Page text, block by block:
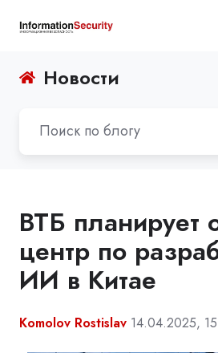
Новости
ВТБ планирует
центр по
ИИ в Китае
Komolov Rostislav 14.04.2025,